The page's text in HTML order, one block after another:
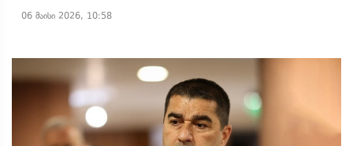
06 მაისი 2026, 10:58